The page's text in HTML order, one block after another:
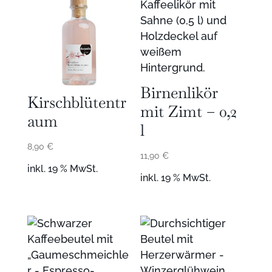
Kirschblütentr
aum
8,90 €
inkl. 19 % MwSt.
Birnenlikör
mit Zimt – 0,2
l
11,90€
inkl. 19 % MwSt.